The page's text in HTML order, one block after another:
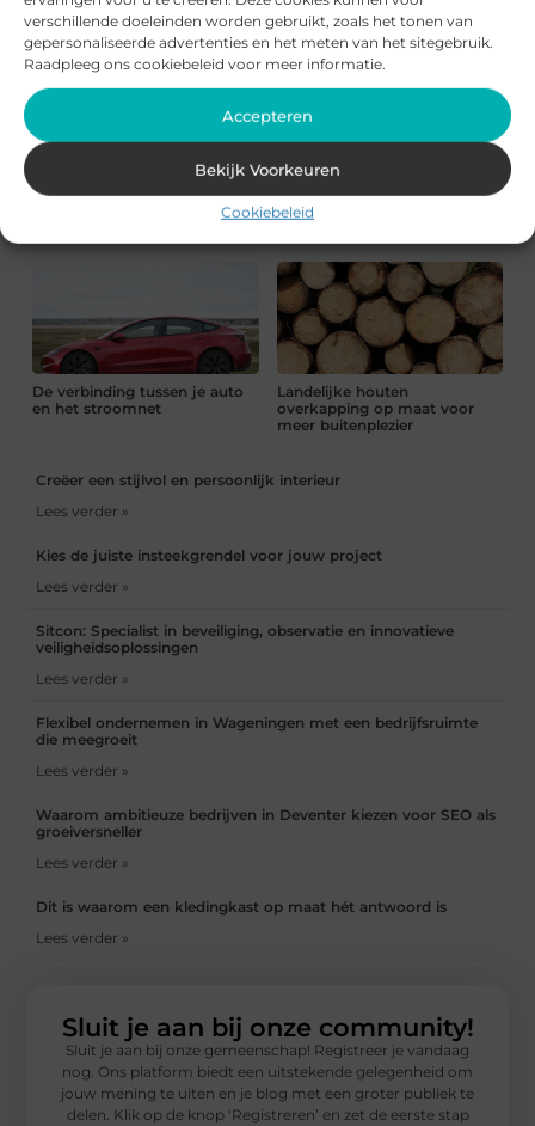
verschillende doeleinden worden gebruikt, zoals het tonen van
gepersonaliseerde advertenties en het meten van het sitegebruik.
Raadpleeg ons cookiebeleid voor meer informatie.
Accepteren
Bekijk Voorkeuren
Cookiebeleid
thuisnetwerk begint bij de
juiste aansluitingen
verlicht met dimstanden
Alles over verzorgende
moisturizers van Dr. Jetske
Creativiteit en entertainment
versterken elkaar
De verbinding tussen je auto
en het stroomnet
Landelijke houten
overkapping op maat voor
meer buitenplezier
Creëer een stijlvol en persoonlijk interieur
Lees verder »
Kies de juiste insteekgrendel voor jouw project
Lees verder »
Sitcon: Specialist in beveiliging, observatie en innovatieve
veiligheidsoplossingen
Lees verder »
Flexibel ondernemen in Wageningen met een bedrijfsruimte
die meegroeit
Lees verder »
Waarom ambitieuze bedrijven in Deventer kiezen voor SEO als
groeiversneller
Lees verder »
Dit is waarom een kledingkast op maat hét antwoord is
Lees verder »
Sluit je aan bij onze community!
Sluit je aan bij onze gemeenschap! Registreer je vandaag
nog. Ons platform biedt een uitstekende gelegenheid om
jouw mening te uiten en je blog met een groter publiek te
delen. Klik op de knop ‘Registreren’ en zet de eerste stap